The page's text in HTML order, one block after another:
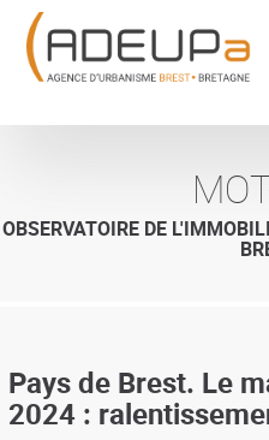
Aller
contenu
principal
OBSERVATOIRE DE
Pays de Brest. Le
2024 :
Panneau de gestion des cookies